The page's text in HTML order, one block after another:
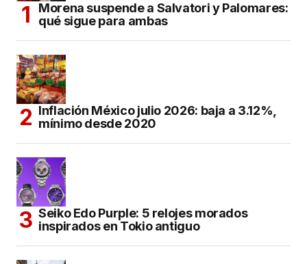
Morena suspende a Salvatori y Palomares:
qué sigue para ambas
Inflación México julio 2026: baja a 3.12%,
mínimo desde 2020
Seiko Edo Purple: 5 relojes morados
inspirados en Tokio antiguo